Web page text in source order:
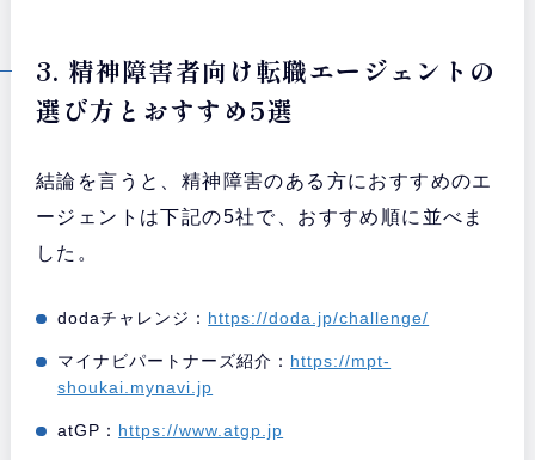
3. 精神障害者向け転職エージェントの
選び方とおすすめ5選
結論を言うと、精神障害のある方におすすめのエ
ージェントは下記の5社で、おすすめ順に並べま
した。
dodaチャレンジ： https://doda.jp/challenge/
マイナビパートナーズ紹介： https://mpt-
shoukai.mynavi.jp
atGP： https://www.atgp.jp